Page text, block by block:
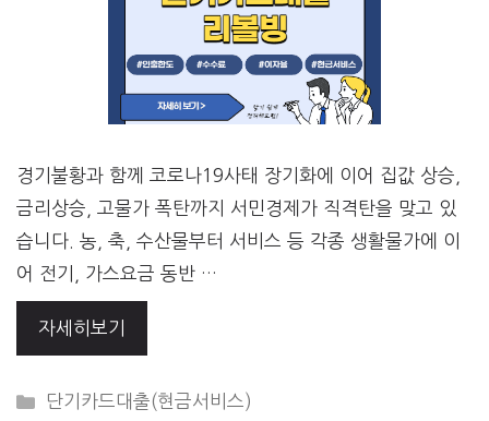
경기불황과 함께 코로나19사태 장기화에 이어 집값 상승,
금리상승, 고물가 폭탄까지 서민경제가 직격탄을 맞고 있
습니다. 농, 축, 수산물부터 서비스 등 각종 생활물가에 이
어 전기, 가스요금 동반 …
자세히보기
CATEGORIES
단기카드대출(현금서비스)